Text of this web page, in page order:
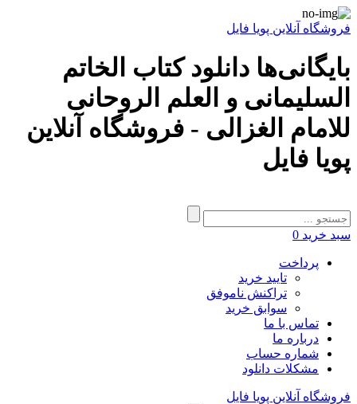
فروشگاه آنلاین پویا فایل
بایگانی‌ها دانلود کتاب الخاتم
السلیمانی و العلم الروحانی
للامام الغزالی - فروشگاه آنلاین
پویا فایل
سبد خرید 0
پرداخت
تایید خرید
تراکنش ناموفق
سوابق خرید
تماس با ما
درباره ما
شماره حساب
مشکلات دانلود
فروشگاه آنلاین پویا فایل